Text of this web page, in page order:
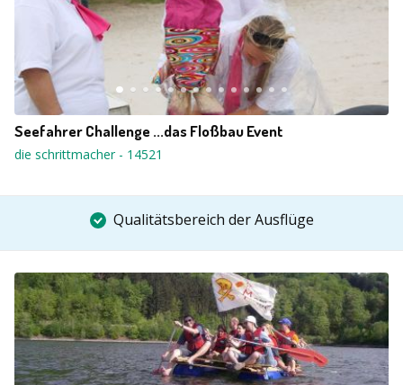
Seefahrer Challenge ...das Floßbau Event
die schrittmacher- 14521
Qualitätsbereich der Ausflüge